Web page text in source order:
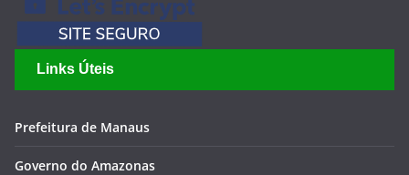
Links Úteis
Prefeitura de Manaus
Governo do Amazonas